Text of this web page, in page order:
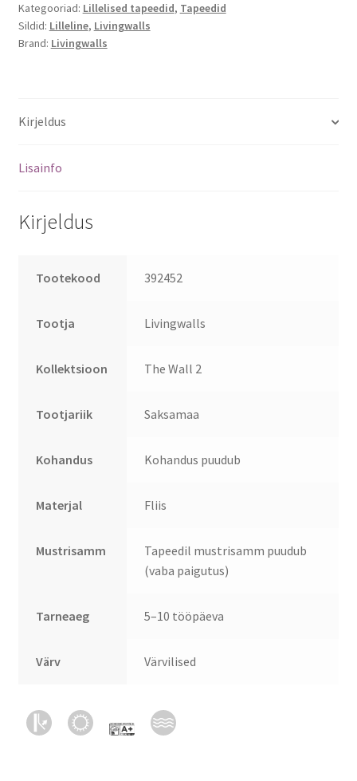
Kategooriad: Lillelised tapeedid, Tapeedid
Sildid: Lilleline, Livingwalls
Brand: Livingwalls
Kirjeldus
Lisainfo
Kirjeldus
Tootekood 392452
Tootja Livingwalls
Kollektsioon The Wall 2
Tootjariik Saksamaa
Kohandus Kohandus puudub
Materjal Fliis
Mustrisamm
Tapeedil mustrisamm puudub
(vaba paigutus)
Tarneaeg 5–10 tööpäeva
Värv Värvilised